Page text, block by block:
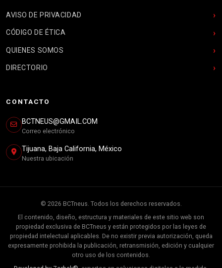
AVISO DE PRIVACIDAD
CÓDIGO DE ÉTICA
QUIENES SOMOS
DIRECTORIO
CONTACTO
BCTNEUS@GMAIL.COM
Correo electrónico
Tijuana, Baja California, México
Nuestra ubicación
© 2026 BCTneus. Todos los derechos reservados.
El contenido, diseño, estructura y materiales de este sitio web son
propiedad exclusiva de BCTneus y están protegidos por las leyes de
propiedad intelectual aplicables. De no existir previa autorización, queda
expresamente prohibida la publicación, retransmisión, edición y cualquier
otro uso de los contenidos.